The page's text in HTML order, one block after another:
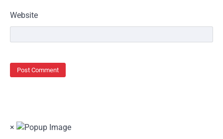
Website
×